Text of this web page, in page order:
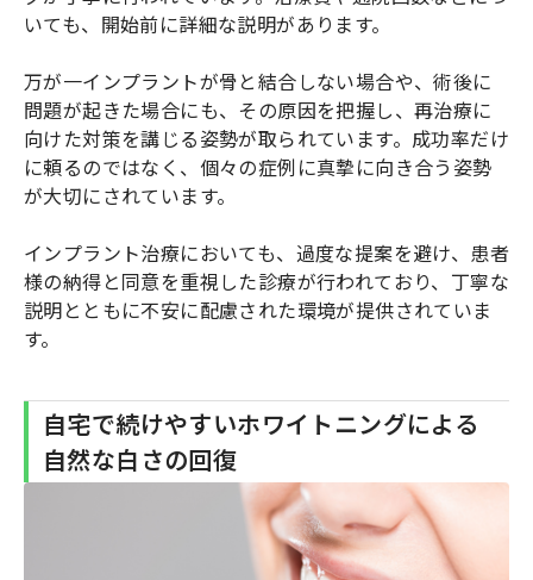
いても、開始前に詳細な説明があります。
万が一インプラントが骨と結合しない場合や、術後に
問題が起きた場合にも、その原因を把握し、再治療に
向けた対策を講じる姿勢が取られています。成功率だけ
に頼るのではなく、個々の症例に真摯に向き合う姿勢
が大切にされています。
インプラント治療においても、過度な提案を避け、患者
様の納得と同意を重視した診療が行われており、丁寧な
説明とともに不安に配慮された環境が提供されていま
す。
自宅で続けやすいホワイトニングによる
自然な白さの回復